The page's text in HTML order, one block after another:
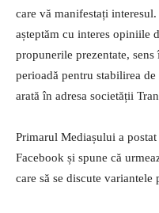
care vă manifestați
așteptăm cu interes opiniile
propunerile prezentate,
perioadă pentru stabilirea
arată în adresa societății
Primarul Mediașului a
Facebook și spune că
care să se discute variantele